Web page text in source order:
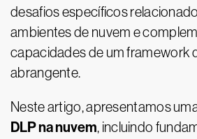
desafios específicos
ambientes de nuvem e
capacidades de um framework
abrangente.
Neste artigo, apresentamos
DLP na nuvem, incluindo